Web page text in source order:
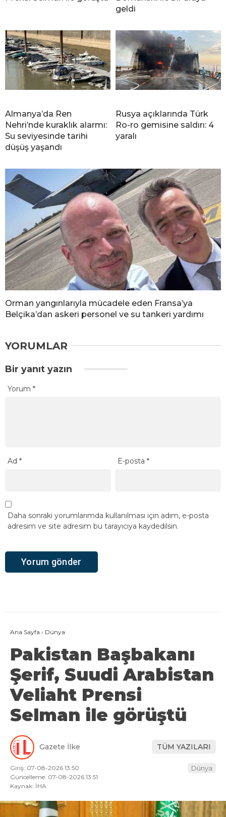
geldi
Almanya’da Ren
Nehri’nde kuraklık alarmı:
Su seviyesinde tarihi
düşüş yaşandı
Rusya açıklarında Türk
Ro-ro gemisine saldırı: 4
yaralı
Orman yangınlarıyla mücadele eden Fransa’ya
Belçika’dan askeri personel ve su tankeri yardımı
YORUMLAR
Bir yanıt yazın
Yorum *
Ad * E-posta*
Daha sonraki yorumlarımda kullanılması için adım, e-posta
adresim ve site adresim bu tarayıcıya kaydedilsin.
Ana Sayfa › Dünya
Pakistan Başbakanı
Şerif, Suudi Arabistan
Veliaht Prensi
Selman ile görüştü
Gazete İlke TÜM YAZILARI
Giriş: 07-08-2026 13:50
Güncelleme: 07-08-2026 13:51
Kaynak: İHA
Dünya